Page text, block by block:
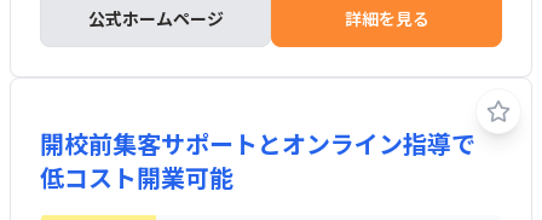
公式ホームページ 詳細を見る
開校前集客サポートとオンライン指導で
低コスト開業可能